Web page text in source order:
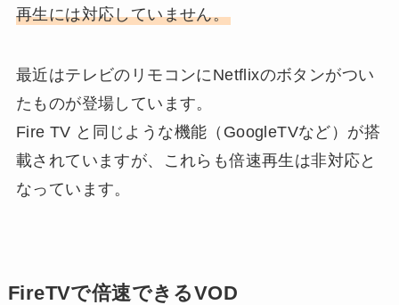
再生には対応していません。
最近はテレビのリモコンにNetflixのボタンがつい
たものが登場しています。
Fire TV と同じような機能（GoogleTVなど）が搭
載されていますが、これらも倍速再生は非対応と
なっています。
FireTVで倍速できるVOD